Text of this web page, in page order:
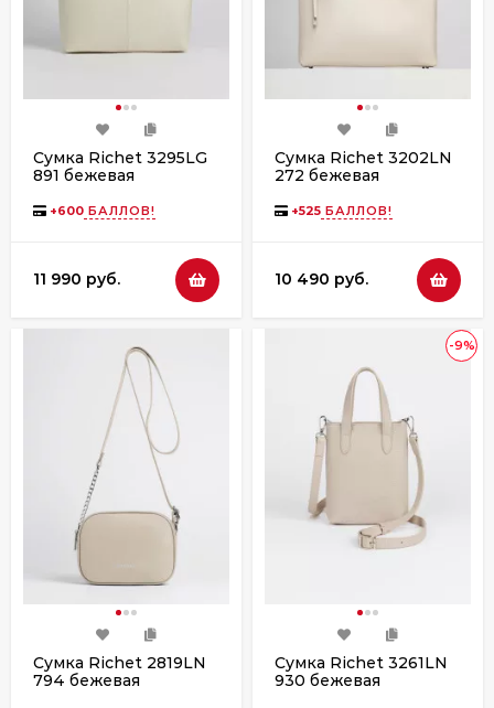
Сумка Richet 3295LG
891 бежевая
+600 БАЛЛОВ!
11 990 руб.
Сумка Richet 3202LN
272 бежевая
+525 БАЛЛОВ!
10 490 руб.
Сумка Richet 2819LN
794 бежевая
-9%
Сумка Richet 3261LN
930 бежевая